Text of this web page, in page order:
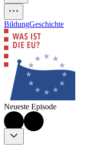
BildungGeschichte
Neueste Episode